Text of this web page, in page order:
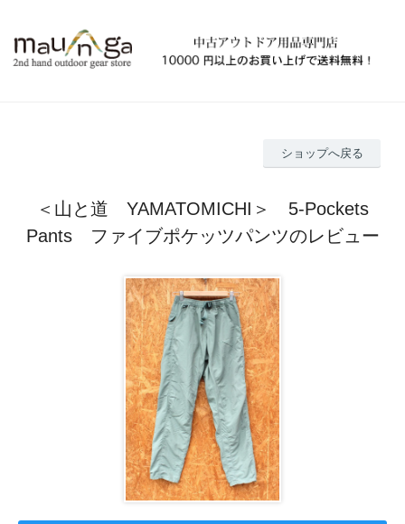
ショップへ戻る
＜山と道 YAMATOMICHI＞ 5-Pockets
Pants ファイブポケッツパンツのレビュー